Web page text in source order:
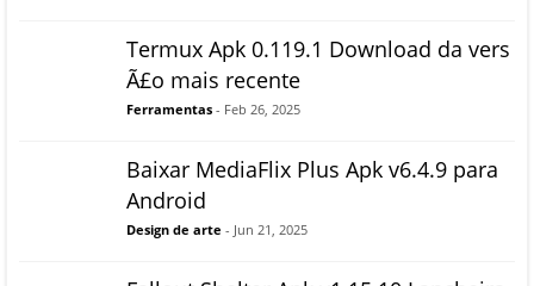
Termux Apk 0.119.1 Download da vers
Ã£o mais recente
Ferramentas - Feb 26, 2025
Baixar MediaFlix Plus Apk v6.4.9 para
Android
Design de arte - Jun 21, 2025